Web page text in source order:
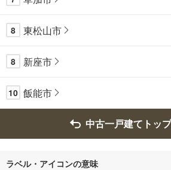
8 東松山市
8 新座市
10 飯能市
中古一戸建てトッ
ラベル・アイコンの意味